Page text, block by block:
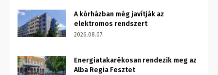
A kórházban még javítják az
elektromos rendszert
2026.08.07.
Energiatakarékosan rendezik meg az
Alba Regia Fesztet